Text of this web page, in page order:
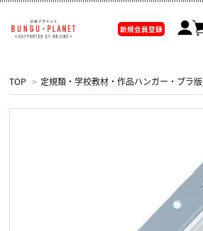
新規会員登録
TOP > 定規類・学校教材・作品ハンガー・プラ版